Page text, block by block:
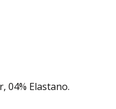
04% Elastano.